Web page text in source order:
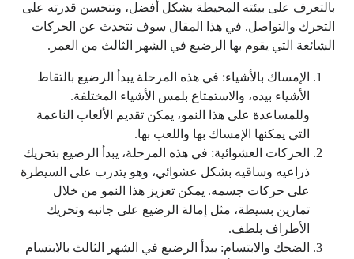
بالتعرف على بيئته المحيطة بشكل أفضل، وتتحسن قدرته على
التحرك والتواصل. في هذا المقال سوف نتحدث عن الحركات
الشائعة التي يقوم بها الرضيع في الشهر الثالث من العمر.
الإمساك بالأشياء: في هذه المرحلة يبدأ الرضيع بالتقاط
الأشياء بيده، والاستمتاع بلمس الأشياء المختلفة.
وللمساعدة على هذا النمو، يمكن تقديم الألعاب الناعمة
التي يمكنها الإمساك بها واللعب بها.
الحركات العشوائية: في هذه المرحلة، يبدأ الرضيع بتحريك
ذراعيه وساقيه بشكل عشوائي، وهو يتدرب على السيطرة
على حركات جسمه. يمكن تعزيز هذا النمو من خلال
تمارين بسيطة، مثل إمالة الرضيع على جانبه وتحريك
الأطراف بلطف.
الضحك والابتسام: يبدأ الرضيع في الشهر الثالث بالابتسام